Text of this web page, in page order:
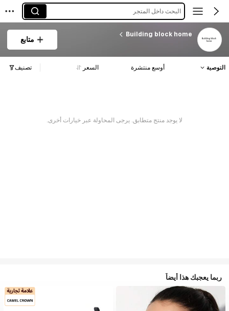
البحث داخل المتجر
Building block home
متابع
التوصية أوسع منتشرة السعر تصنيف
لا يوجد منتج متطابق. يرجى المحاولة عبر خيارات أخرى.
ربما يعجبك هذا أيضاً